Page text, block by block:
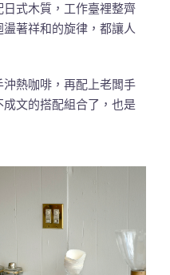
式木質，工作臺裡整齊
著祥和的旋律，都讓人
熱咖啡，再配上老闆手
文的搭配組合了，也是